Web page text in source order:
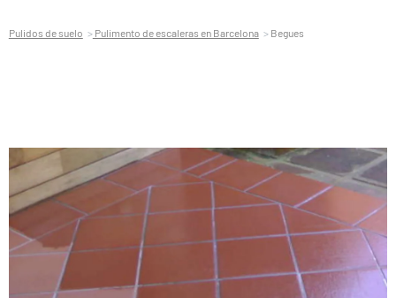
Pulidos de suelo Pulimento de escaleras en Barcelona Begues